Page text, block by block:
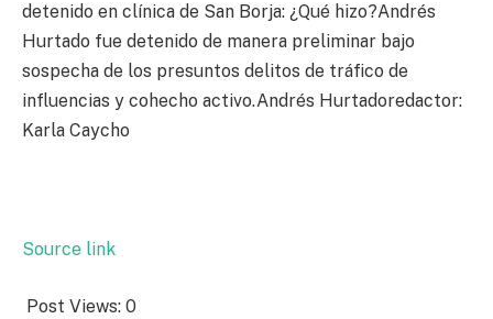
detenido en clínica de San Borja: ¿Qué hizo?Andrés
Hurtado fue detenido de manera preliminar bajo
sospecha de los presuntos delitos de tráfico de
influencias y cohecho activo.Andrés Hurtadoredactor:
Karla Caycho
Source link
Post Views: 0